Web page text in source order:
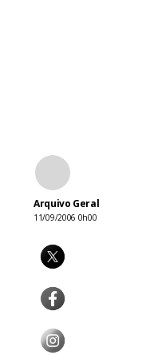
Arquivo Geral
11/09/2006 0h00